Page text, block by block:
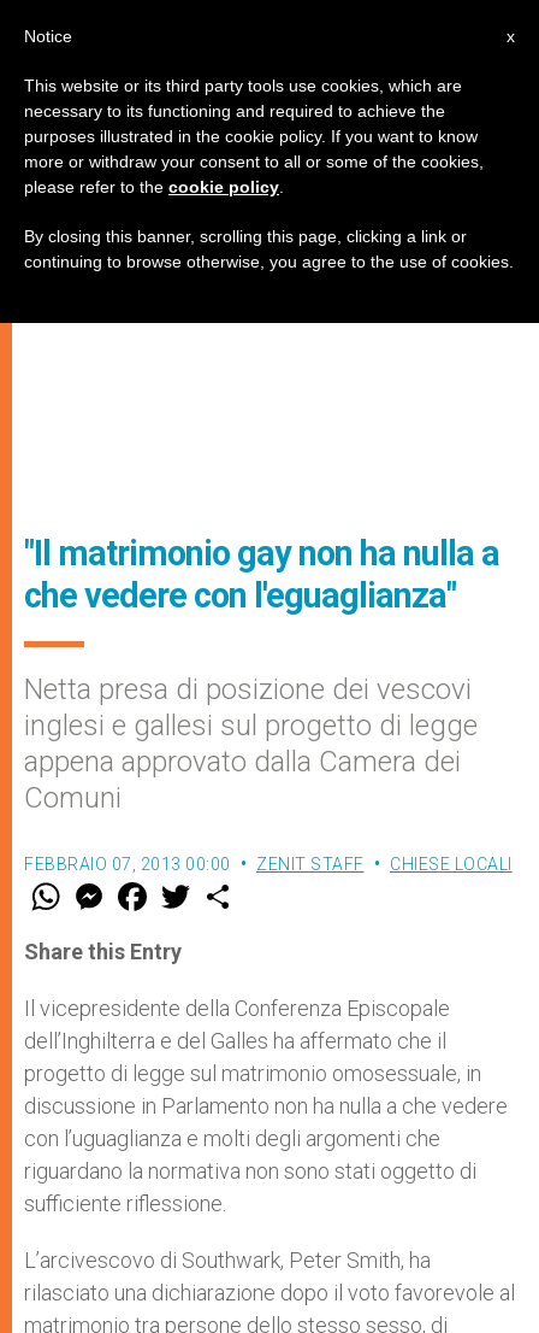
"Il matrimonio gay non ha nulla a
che vedere con l'eguaglianza"
Netta presa di posizione dei vescovi
inglesi e gallesi sul progetto di legge
appena approvato dalla Camera dei
Comuni
FEBBRAIO 07, 2013 00:00 ZENIT STAFF CHIESE LOCALI
W
t
s
p
p
M
e
s
e
g
e
r
F
a
e
b
o
k
w
r
Share this Entry
Il vicepresidente della Conferenza Episcopale
dell’Inghilterra e del Galles ha affermato che il
progetto di legge sul matrimonio omosessuale, in
discussione in Parlamento non ha nulla a che vedere
con l’uguaglianza e molti degli argomenti che
riguardano la normativa non sono stati oggetto di
sufficiente riflessione.
L’arcivescovo di Southwark, Peter Smith, ha
rilasciato una dichiarazione dopo il voto favorevole al
matrimonio tra persone dello stesso sesso, di
x
Notice
This website or its third party tools use cookies, which are
necessary to its functioning and required to achieve the
purposes illustrated in the cookie policy. If you want to know
more or withdraw your consent to all or some of the cookies,
please refer to the cookie policy
By closing this banner, scrolling this page, clicking a link or
continuing to browse otherwise, you agree to the use of cookies.